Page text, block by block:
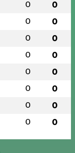
0 0
0 0
0 0
0 0
0 0
0 0
0 0
0 0